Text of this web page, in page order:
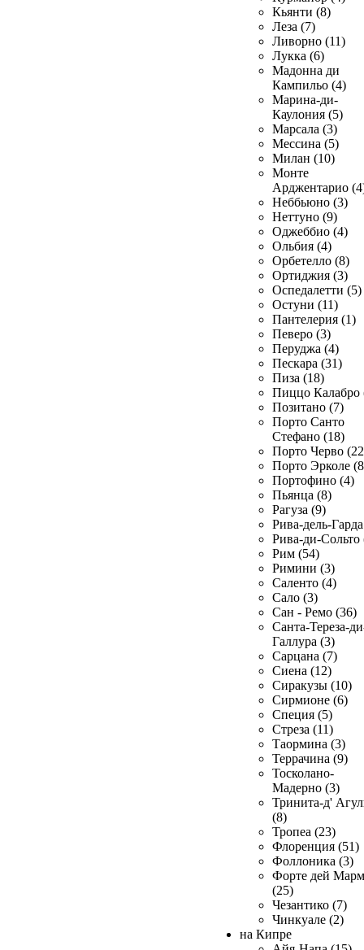
Кьянти (8)
Леза (7)
Ливорно (11)
Лукка (6)
Мадонна ди
Кампильо (4)
Марина-ди-
Каулония (5)
Марсала (3)
Мессина (5)
Милан (10)
Монте
Арджентарио
Неббьюно (3)
Неттуно (9)
Оджеббио (4)
Ольбия (4)
Орбетелло (8)
Ортиджия (3)
Оспедалетти (5)
Остуни (11)
Пантелерия (1)
Певеро (3)
Перуджа (4)
Пескара (31)
Пиза (18)
Пиццо Калабро
Позитано (7)
Порто Санто
Стефано (18)
Порто Черво
Порто Эрколе
Портофино (4)
Пьянца (8)
Рагуза (9)
Рива-дель-
Рива-ди-Сольто
Рим (54)
Римини (3)
Саленто (4)
Сало (3)
Сан - Ремо (36)
Санта-Тереза-
Галлура (3)
Сарцана (7)
Сиена (12)
Сиракузы (10)
Сирмионе (6)
Специя (5)
Стреза (11)
Таормина (3)
Террачина (9)
Тосколано-
Мадерно (3)
Тринита-д'
(8)
Тропеа (23)
Флоренция (51)
Фоллоника (3)
Форте дей
(25)
Чезантико (7)
Чинкуале (2)
на Кипре